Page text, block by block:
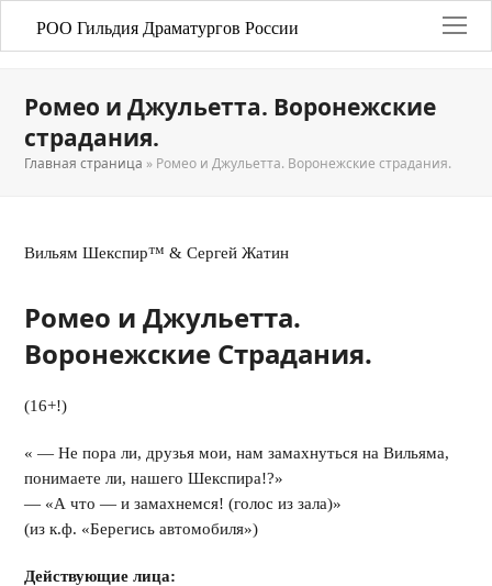
РОО Гильдия Драматургов России
Ромео и Джульетта. Воронежские
страдания.
Главная страница » Ромео и Джульетта. Воронежские страдания.
Вильям Шекспир™ & Сергей Жатин
Ромео и Джульетта.
Воронежские Страдания.
(16+!)
« — Не пора ли, друзья мои, нам замахнуться на Вильяма,
понимаете ли, нашего Шекспира!?»
— «А что — и замахнемся! (голос из зала)»
(из к.ф. «Берегись автомобиля»)
Действующие лица: